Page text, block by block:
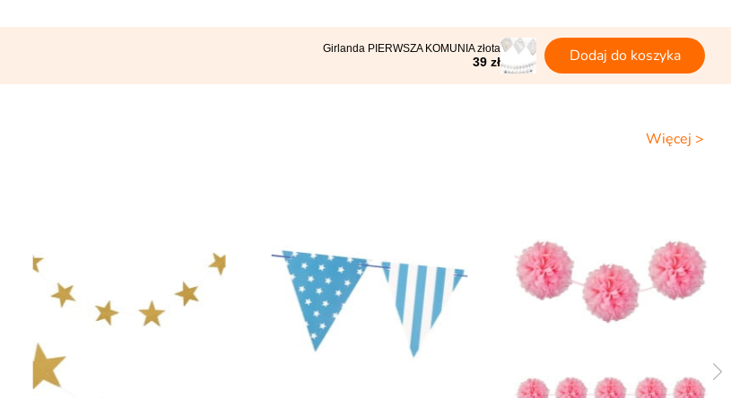
Girlanda PIERWSZA KOMUNIA złota
39 zł Dodaj do koszyka
Więcej >